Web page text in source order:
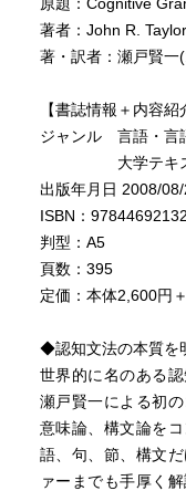
著者：John R.
著・訳者：瀬戸賢一
【書誌情報＋内容紹
ジャンル 言語・言
大学テキスト
出版年月日 2008/
ISBN：
判型：A5
頁数：395
定価：本体2,600円
◆認知文法の本質を
世界的に名のある
瀬戸賢一による初
意味論、構文論を
語、句、節、構文
ァーまでも手厚く